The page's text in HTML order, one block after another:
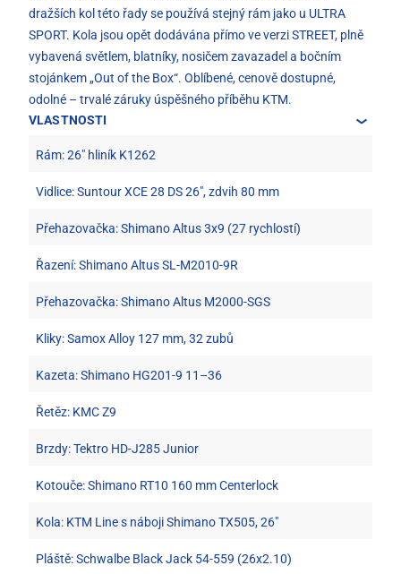
dražších kol této řady se používá stejný rám jako u ULTRA
SPORT. Kola jsou opět dodávána přímo ve verzi STREET, plně
vybavená světlem, blatníky, nosičem zavazadel a bočním
stojánkem „Out of the Box“. Oblíbené, cenově dostupné,
odolné – trvalé záruky úspěšného příběhu KTM.
VLASTNOSTI
Rám: 26" hliník K1262
Vidlice: Suntour XCE 28 DS 26", zdvih 80 mm
Přehazovačka: Shimano Altus 3x9 (27 rychlostí)
Řazení: Shimano Altus SL-M2010-9R
Přehazovačka: Shimano Altus M2000-SGS
Kliky: Samox Alloy 127 mm, 32 zubů
Kazeta: Shimano HG201-9 11–36
Řetěz: KMC Z9
Brzdy: Tektro HD-J285 Junior
Kotouče: Shimano RT10 160 mm Centerlock
Kola: KTM Line s náboji Shimano TX505, 26"
Pláště: Schwalbe Black Jack 54-559 (26x2.10)